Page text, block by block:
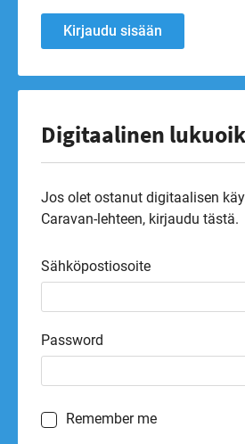
Kirjaudu sisään
Digitaalinen
Jos olet ostanut digitaalisen
Caravan-lehteen, kirjaudu tästä.
Sähköpostiosoite
Password
Remember me